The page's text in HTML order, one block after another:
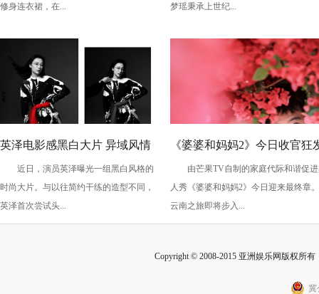
修身连衣裙，在... 梦瑶秉承上世纪...
英泽电影感黑白大片 异域风情
十足极具颠覆感
近日，演员英泽曝光一组黑白风格的
时尚大片。与以往简约干练的造型不同，
英泽首次尝试头...
《婆婆和妈妈2》今日收官狂
糖 程莉莎郭晓东“碰鼻杀”大片
甜蜜爆表
由芒果TV自制的家庭代际和谐促
人秀《婆婆和妈妈2》今日迎来最终章。
云南之旅即将步入...
Copyright © 2008-2015 亚洲娱乐网版权所
冀